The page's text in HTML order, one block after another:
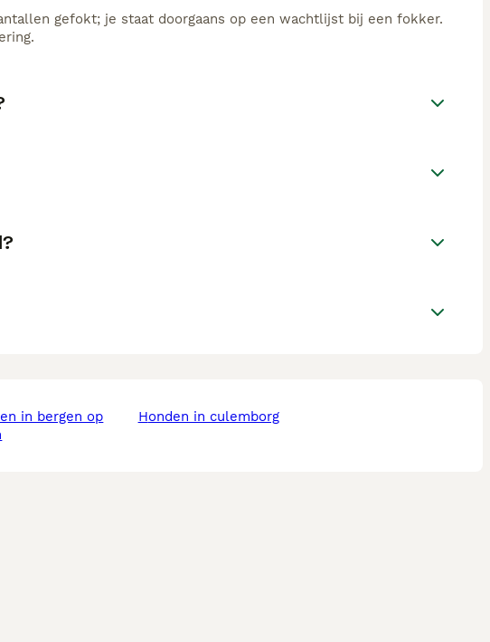
gefokt; je staat doorgaans op een wachtlijst bij een fokker.
honden in culemborg